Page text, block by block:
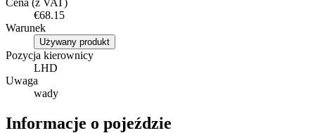
€68.15
Warunek
Używany produkt
Pozycja kierownicy
LHD
Uwaga
wady
Informacje o pojeździe